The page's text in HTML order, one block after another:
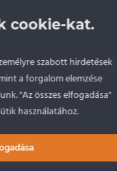
cookie-kat.
szabott hirdetések
a forgalom elemzése
"Az összes elfogadása"
használatához.